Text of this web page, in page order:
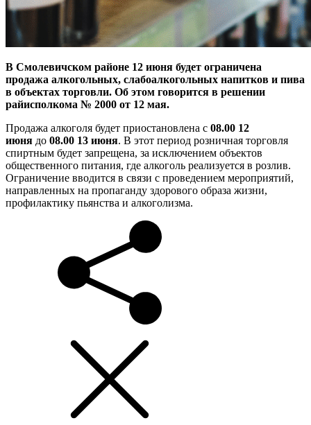
В Смолевичском районе 12 июня будет ограничена
продажа алкогольных, слабоалкогольных напитков и пива
в объектах торговли. Об этом говорится в решении
райисполкома № 2000 от 12 мая.
Продажа алкоголя будет приостановлена с 08.00 12
июня до 08.00 13 июня. В этот период розничная торговля
спиртным будет запрещена, за исключением объектов
общественного питания, где алкоголь реализуется в розлив.
Ограничение вводится в связи с проведением мероприятий,
направленных на пропаганду здорового образа жизни,
профилактику пьянства и алкоголизма.